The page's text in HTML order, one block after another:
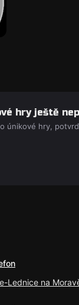
hry ještě
únikové hry,
Lednice na